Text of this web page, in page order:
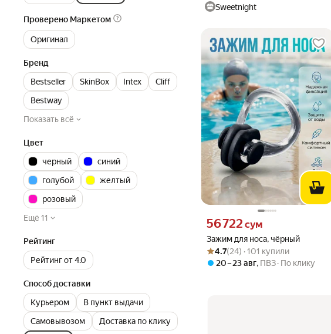
Проверено Маркетом
Оригинал
Бренд
Bestseller
SkinBox Intex
Cliff
Bestway
Показать всё
Цвет
черный
синий
голубой
желтый
розовый
Ещё 11
Рейтинг
Рейтинг от 4.0
Способ доставки
Курьером
В пункт выдачи
Самовывозом
Доставка по клику
Sweetnight
Зажим для носа, чёрный
Цена 56722 сум вместо
56 722 сум
Рейтинг товара: 4.7 из 5
Оценок: (24) · 101 купили
4.7(24) · 101 купили
20 – 23 авг, ПВЗ По клику